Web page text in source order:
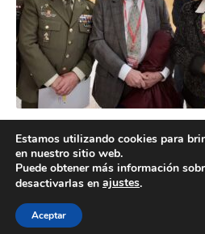
POLÍTICA DE COOKIES POLÍTICA DE
© 2026 ACMS.
Estamos utilizando cookies para
en nuestro sitio web.
Puede obtener más información
desactivarlas en ajustes.
Aceptar